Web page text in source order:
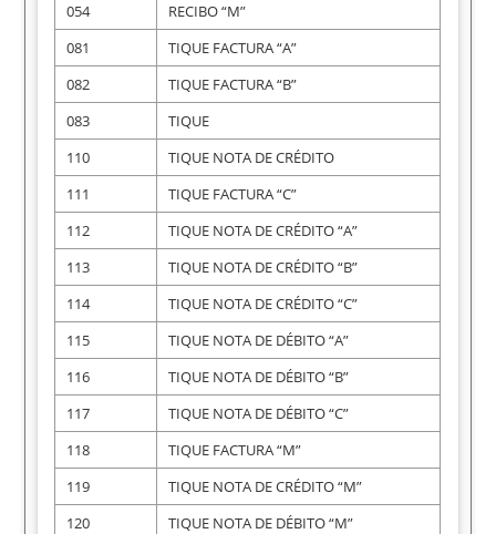
054
RECIBO “M”
081
TIQUE FACTURA “A”
082
TIQUE FACTURA “B”
083
TIQUE
110
TIQUE NOTA DE CRÉDITO
111
TIQUE FACTURA “C”
112
TIQUE NOTA DE CRÉDITO “A”
113
TIQUE NOTA DE CRÉDITO “B”
114
TIQUE NOTA DE CRÉDITO “C”
115
TIQUE NOTA DE DÉBITO “A”
116
TIQUE NOTA DE DÉBITO “B”
117
TIQUE NOTA DE DÉBITO “C”
118
TIQUE FACTURA “M”
119
TIQUE NOTA DE CRÉDITO “M”
120
TIQUE NOTA DE DÉBITO “M”